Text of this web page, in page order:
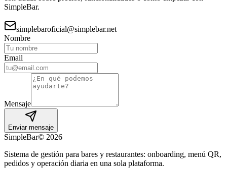
SimpleBar.
simplebaroficial@simplebar.net
Nombre
Email
Mensaje
Enviar mensaje
SimpleBar© 2026
Sistema de gestión para bares y restaurantes: onboarding, menú QR,
pedidos y operación diaria en una sola plataforma.